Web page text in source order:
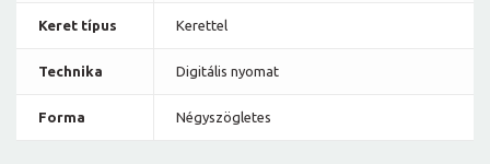
Keret típus Kerettel
Technika Digitális nyomat
Forma Négyszögletes